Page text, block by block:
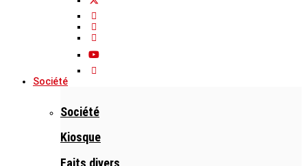
Société
Société
Kiosque
Faits divers